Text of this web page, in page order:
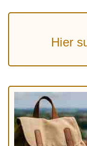
Hier